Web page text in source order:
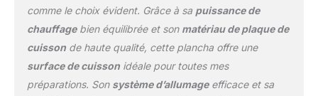
plancha vous
accompagne durant de
longues années.</p>
comme le choix évident. Grâce à sa puissance de
chauffagebien équilibrée et son matériau de plaque de
cuissonde haute qualité, cette plancha offre une
surface de cuissonidéale pour toutes mes
préparations. Son système d’allumageefficace et sa